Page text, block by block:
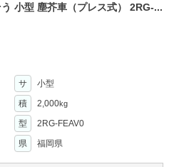
小型 塵芥車（プレス式） 2RG-...
サ
小型
積 2,000kg
型
2RG-FEAV0
県 福岡県